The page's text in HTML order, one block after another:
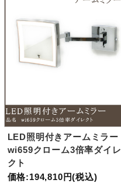
LED照明付きアームミラー
wi659クローム3倍率ダイレ
クト
価格:194,810円(税込)